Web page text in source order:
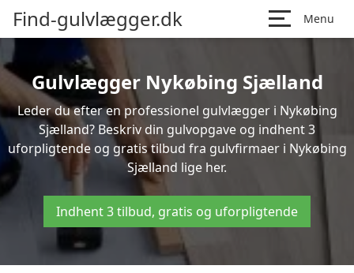
Find-gulvlægger.dk Menu
Gulvlægger Nykøbing Sjælland
Leder du efter en professionel gulvlægger i Nykøbing
Sjælland? Beskriv din gulvopgave og indhent 3
uforpligtende og gratis tilbud fra gulvfirmaer i Nykøbing
Sjælland lige her.
Indhent 3 tilbud, gratis og uforpligtende